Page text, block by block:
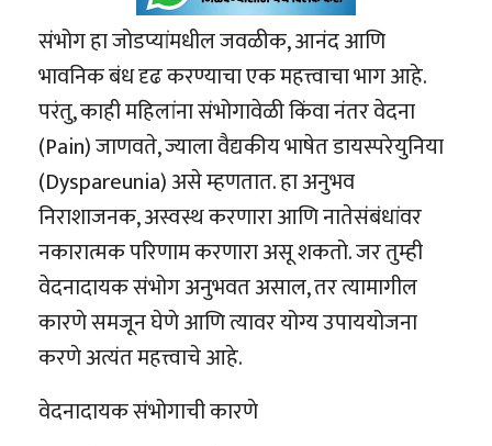
संभोग हा जोडप्यांमधील जवळीक, आनंद आणि
भावनिक बंध दृढ करण्याचा एक महत्त्वाचा भाग आहे.
परंतु, काही महिलांना संभोगावेळी किंवा नंतर वेदना
(Pain) जाणवते, ज्याला वैद्यकीय भाषेत डायस्परेयुनिया
(Dyspareunia) असे म्हणतात. हा अनुभव
निराशाजनक, अस्वस्थ करणारा आणि नातेसंबंधांवर
नकारात्मक परिणाम करणारा असू शकतो. जर तुम्ही
वेदनादायक संभोग अनुभवत असाल, तर त्यामागील
कारणे समजून घेणे आणि त्यावर योग्य उपाययोजना
करणे अत्यंत महत्त्वाचे आहे.
वेदनादायक संभोगाची कारणे